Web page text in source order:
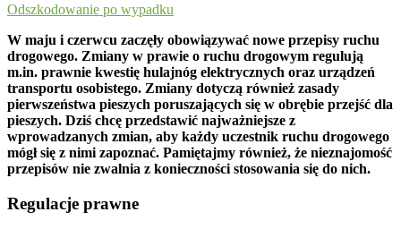
Odszkodowanie po wypadku
W maju i czerwcu zaczęły obowiązywać nowe przepisy ruchu
drogowego. Zmiany w prawie o ruchu drogowym regulują
m.in. prawnie kwestię hulajnóg elektrycznych oraz urządzeń
transportu osobistego. Zmiany dotyczą również zasady
pierwszeństwa pieszych poruszających się w obrębie przejść dla
pieszych. Dziś chcę przedstawić najważniejsze z
wprowadzanych zmian, aby każdy uczestnik ruchu drogowego
mógł się z nimi zapoznać. Pamiętajmy również, że nieznajomość
przepisów nie zwalnia z konieczności stosowania się do nich.
Regulacje prawne